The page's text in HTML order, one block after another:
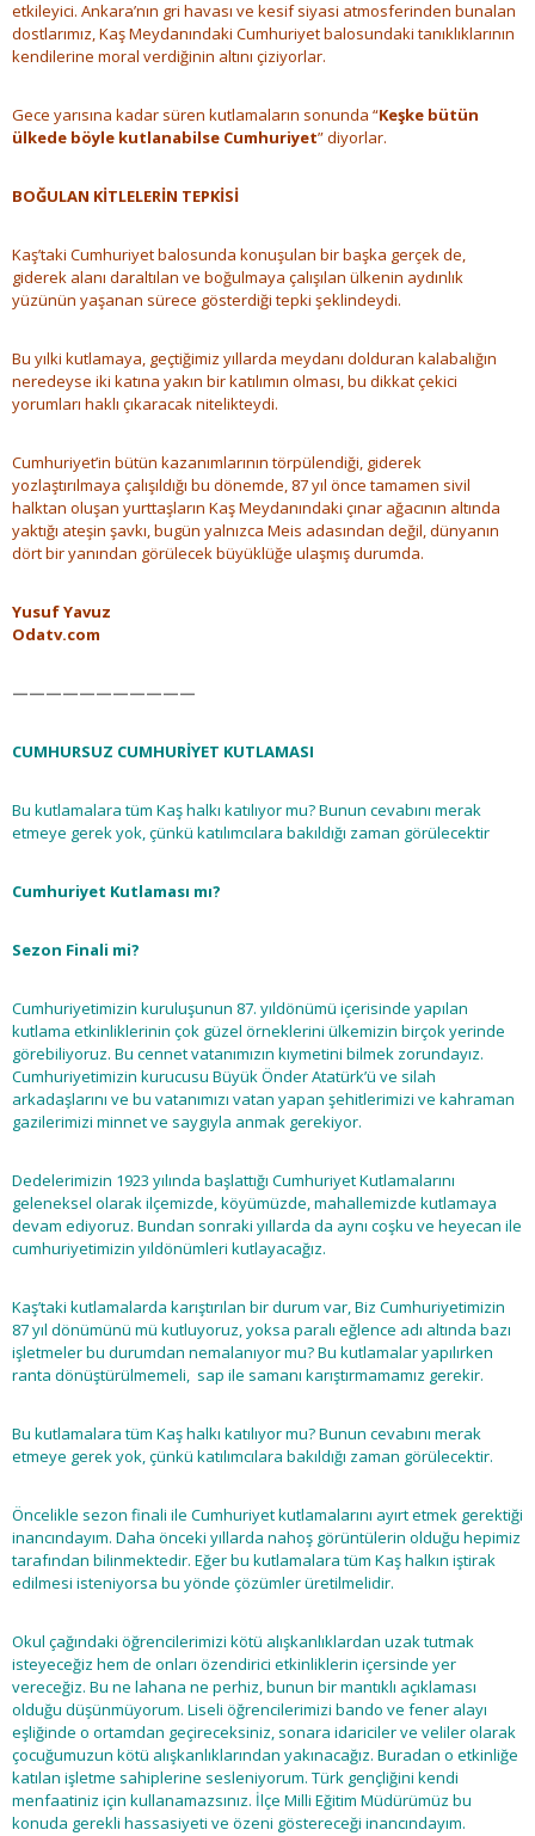
etkileyici. Ankara’nın gri havası ve kesif siyasi atmosferinden bunalan
dostlarımız, Kaş Meydanındaki Cumhuriyet balosundaki tanıklıklarının
kendilerine moral verdiğinin altını çiziyorlar.
Gece yarısına kadar süren kutlamaların sonunda “Keşke bütün
ülkede böyle kutlanabilse Cumhuriyet” diyorlar.
BOĞULAN KİTLELERİN TEPKİSİ
Kaş’taki Cumhuriyet balosunda konuşulan bir başka gerçek de,
giderek alanı daraltılan ve boğulmaya çalışılan ülkenin aydınlık
yüzünün yaşanan sürece gösterdiği tepki şeklindeydi.
Bu yılki kutlamaya, geçtiğimiz yıllarda meydanı dolduran kalabalığın
neredeyse iki katına yakın bir katılımın olması, bu dikkat çekici
yorumları haklı çıkaracak nitelikteydi.
Cumhuriyet’in bütün kazanımlarının törpülendiği, giderek
yozlaştırılmaya çalışıldığı bu dönemde, 87 yıl önce tamamen sivil
halktan oluşan yurttaşların Kaş Meydanındaki çınar ağacının altında
yaktığı ateşin şavkı, bugün yalnızca Meis adasından değil, dünyanın
dört bir yanından görülecek büyüklüğe ulaşmış durumda.
Yusuf Yavuz
Odatv.com
———————————
CUMHURSUZ CUMHURİYET KUTLAMASI
Bu kutlamalara tüm Kaş halkı katılıyor mu? Bunun cevabını merak
etmeye gerek yok, çünkü katılımcılara bakıldığı zaman görülecektir
Cumhuriyet Kutlaması mı?
Sezon Finali mi?
Cumhuriyetimizin kuruluşunun 87. yıldönümü içerisinde yapılan
kutlama etkinliklerinin çok güzel örneklerini ülkemizin birçok yerinde
görebiliyoruz. Bu cennet vatanımızın kıymetini bilmek zorundayız.
Cumhuriyetimizin kurucusu Büyük Önder Atatürk’ü ve silah
arkadaşlarını ve bu vatanımızı vatan yapan şehitlerimizi ve kahraman
gazilerimizi minnet ve saygıyla anmak gerekiyor.
Dedelerimizin 1923 yılında başlattığı Cumhuriyet Kutlamalarını
geleneksel olarak ilçemizde, köyümüzde, mahallemizde kutlamaya
devam ediyoruz. Bundan sonraki yıllarda da aynı coşku ve heyecan ile
cumhuriyetimizin yıldönümleri kutlayacağız.
Kaş’taki kutlamalarda karıştırılan bir durum var, Biz Cumhuriyetimizin
87 yıl dönümünü mü kutluyoruz, yoksa paralı eğlence adı altında bazı
işletmeler bu durumdan nemalanıyor mu? Bu kutlamalar yapılırken
ranta dönüştürülmemeli, sap ile samanı karıştırmamamız gerekir.
Bu kutlamalara tüm Kaş halkı katılıyor mu? Bunun cevabını merak
etmeye gerek yok, çünkü katılımcılara bakıldığı zaman görülecektir.
Öncelikle sezon finali ile Cumhuriyet kutlamalarını ayırt etmek gerektiği
inancındayım. Daha önceki yıllarda nahoş görüntülerin olduğu hepimiz
tarafından bilinmektedir. Eğer bu kutlamalara tüm Kaş halkın iştirak
edilmesi isteniyorsa bu yönde çözümler üretilmelidir.
Okul çağındaki öğrencilerimizi kötü alışkanlıklardan uzak tutmak
isteyeceğiz hem de onları özendirici etkinliklerin içersinde yer
vereceğiz. Bu ne lahana ne perhiz, bunun bir mantıklı açıklaması
olduğu düşünmüyorum. Liseli öğrencilerimizi bando ve fener alayı
eşliğinde o ortamdan geçireceksiniz, sonara idariciler ve veliler olarak
çocuğumuzun kötü alışkanlıklarından yakınacağız. Buradan o etkinliğe
katılan işletme sahiplerine sesleniyorum. Türk gençliğini kendi
menfaatiniz için kullanamazsınız. İlçe Milli Eğitim Müdürümüz bu
konuda gerekli hassasiyeti ve özeni göstereceği inancındayım.